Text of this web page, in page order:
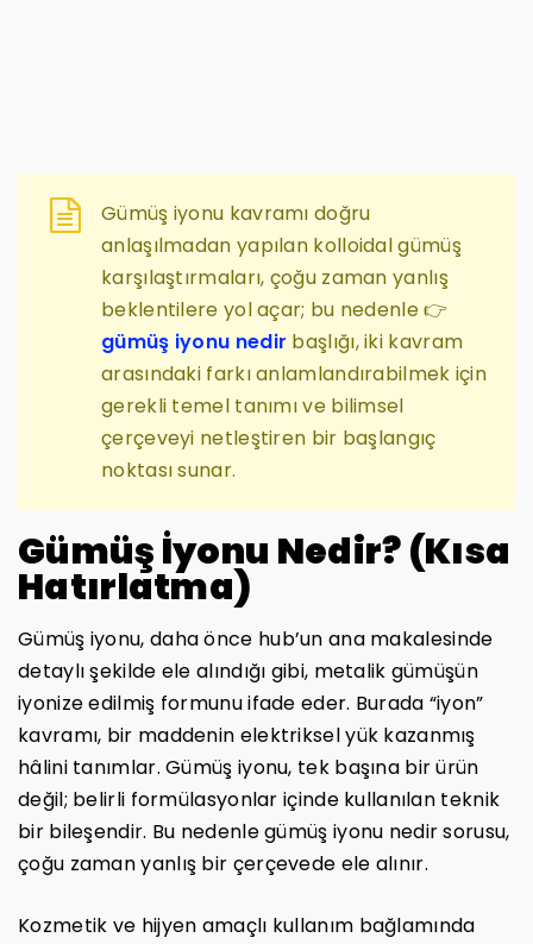
Gümüş iyonu kavramı doğru
anlaşılmadan yapılan kolloidal gümüş
karşılaştırmaları, çoğu zaman yanlış
beklentilere yol açar; bu nedenle 👉
gümüş iyonu nedir başlığı, iki kavram
arasındaki farkı anlamlandırabilmek için
gerekli temel tanımı ve bilimsel
çerçeveyi netleştiren bir başlangıç
noktası sunar.
Gümüş İyonu Nedir? (Kısa
Hatırlatma)
Gümüş iyonu, daha önce hub’un ana makalesinde
detaylı şekilde ele alındığı gibi, metalik gümüşün
iyonize edilmiş formunu ifade eder. Burada “iyon”
kavramı, bir maddenin elektriksel yük kazanmış
hâlini tanımlar. Gümüş iyonu, tek başına bir ürün
değil; belirli formülasyonlar içinde kullanılan teknik
bir bileşendir. Bu nedenle gümüş iyonu nedir sorusu,
çoğu zaman yanlış bir çerçevede ele alınır.
Kozmetik ve hijyen amaçlı kullanım bağlamında